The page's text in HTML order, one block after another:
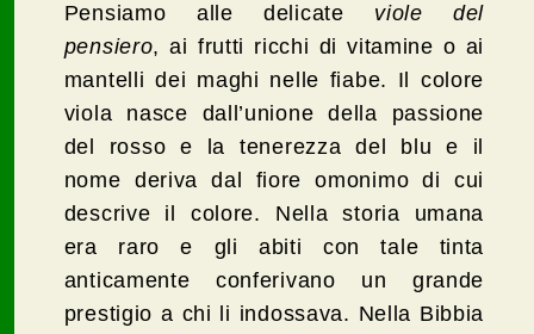
Pensiamo alle delicate viole del
pensiero, ai frutti ricchi di vitamine o ai
mantelli dei maghi nelle fiabe. Il colore
viola nasce dall’unione della passione
del rosso e la tenerezza del blu e il
nome deriva dal fiore omonimo di cui
descrive il colore. Nella storia umana
era raro e gli abiti con tale tinta
anticamente conferivano un grande
prestigio a chi li indossava. Nella Bibbia